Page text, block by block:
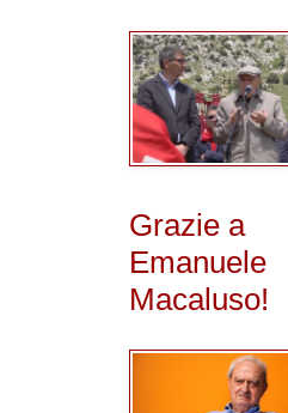
Grazie a
Emanuele
Macaluso!